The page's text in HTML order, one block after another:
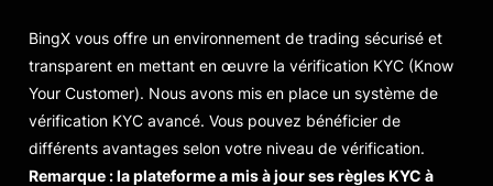
BingX vous offre un environnement de trading sécurisé et
transparent en mettant en œuvre la vérification KYC (Know
Your Customer). Nous avons mis en place un système de
vérification KYC avancé. Vous pouvez bénéficier de
différents avantages selon votre niveau de vérification.
Remarque : la plateforme a mis à jour ses règles KYC à